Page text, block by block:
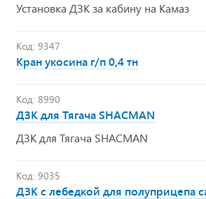
Установка ДЗК за кабину на Камаз
Код: 9347
Кран укосина г/п 0,4 тн
Код: 8990
ДЗК для Тягача SHACMAN
ДЗК для Тягача SHACMAN
Код: 9035
ДЗК с лебедкой для полуприцепа